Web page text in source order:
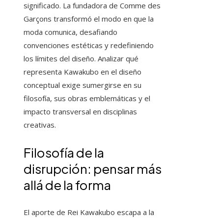
significado. La fundadora de Comme des
Garçons transformó el modo en que la
moda comunica, desafiando
convenciones estéticas y redefiniendo
los límites del diseño. Analizar qué
representa Kawakubo en el diseño
conceptual exige sumergirse en su
filosofía, sus obras emblemáticas y el
impacto transversal en disciplinas
creativas.
Filosofía de la
disrupción: pensar más
allá de la forma
El aporte de Rei Kawakubo escapa a la